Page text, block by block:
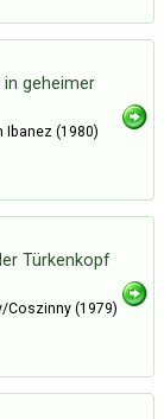
in geheimer
Ibanez (1980)
Türkenkopf
Coszinny (1979)